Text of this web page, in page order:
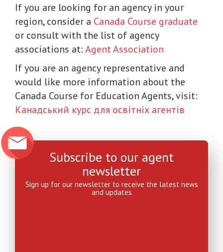
If you are looking for an agency in your
region, consider a Canada Course graduate
or consult with the list of agency
associations at:Agent Association
If you are an agency representative and
would like more information about the
Canada Course for Education Agents, visit:
Канадський курс для освітніх агентів
Subscribe to our agent
newsletter
Sign up for our newsletter to receive the latest news
and updates